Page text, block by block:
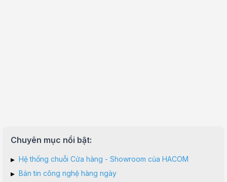
Chuyên mục nổi bật:
▸ Hệ thống chuỗi Cửa hàng - Showroom của HACOM
▸ Bản tin công nghệ hàng ngày